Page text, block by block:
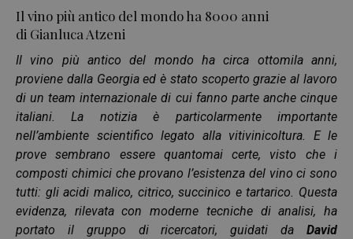
Il vino più antico del mondo ha 8000 anni
di Gianluca Atzeni
Il vino più antico del mondo ha circa ottomila anni,
proviene dalla Georgia ed è stato scoperto grazie al lavoro
di un team internazionale di cui fanno parte anche cinque
italiani. La notizia è particolarmente importante
nell’ambiente scientifico legato alla vitivinicoltura. E le
prove sembrano essere quantomai certe, visto che i
composti chimici che provano l’esistenza del vino ci sono
tutti: gli acidi malico, citrico, succinico e tartarico. Questa
evidenza, rilevata con moderne tecniche di analisi, ha
portato il gruppo di ricercatori, guidati da David